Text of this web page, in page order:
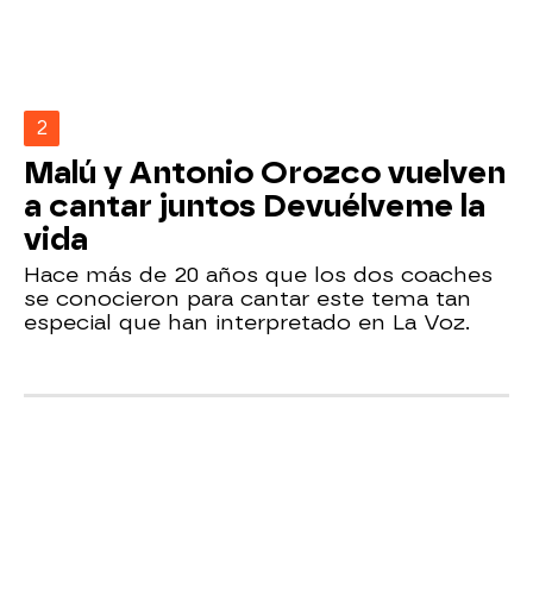
2
Malú y Antonio Orozco vuelven
a cantar juntos Devuélveme la
vida
Hace más de 20 años que los dos coaches
se conocieron para cantar este tema tan
especial que han interpretado en La Voz.